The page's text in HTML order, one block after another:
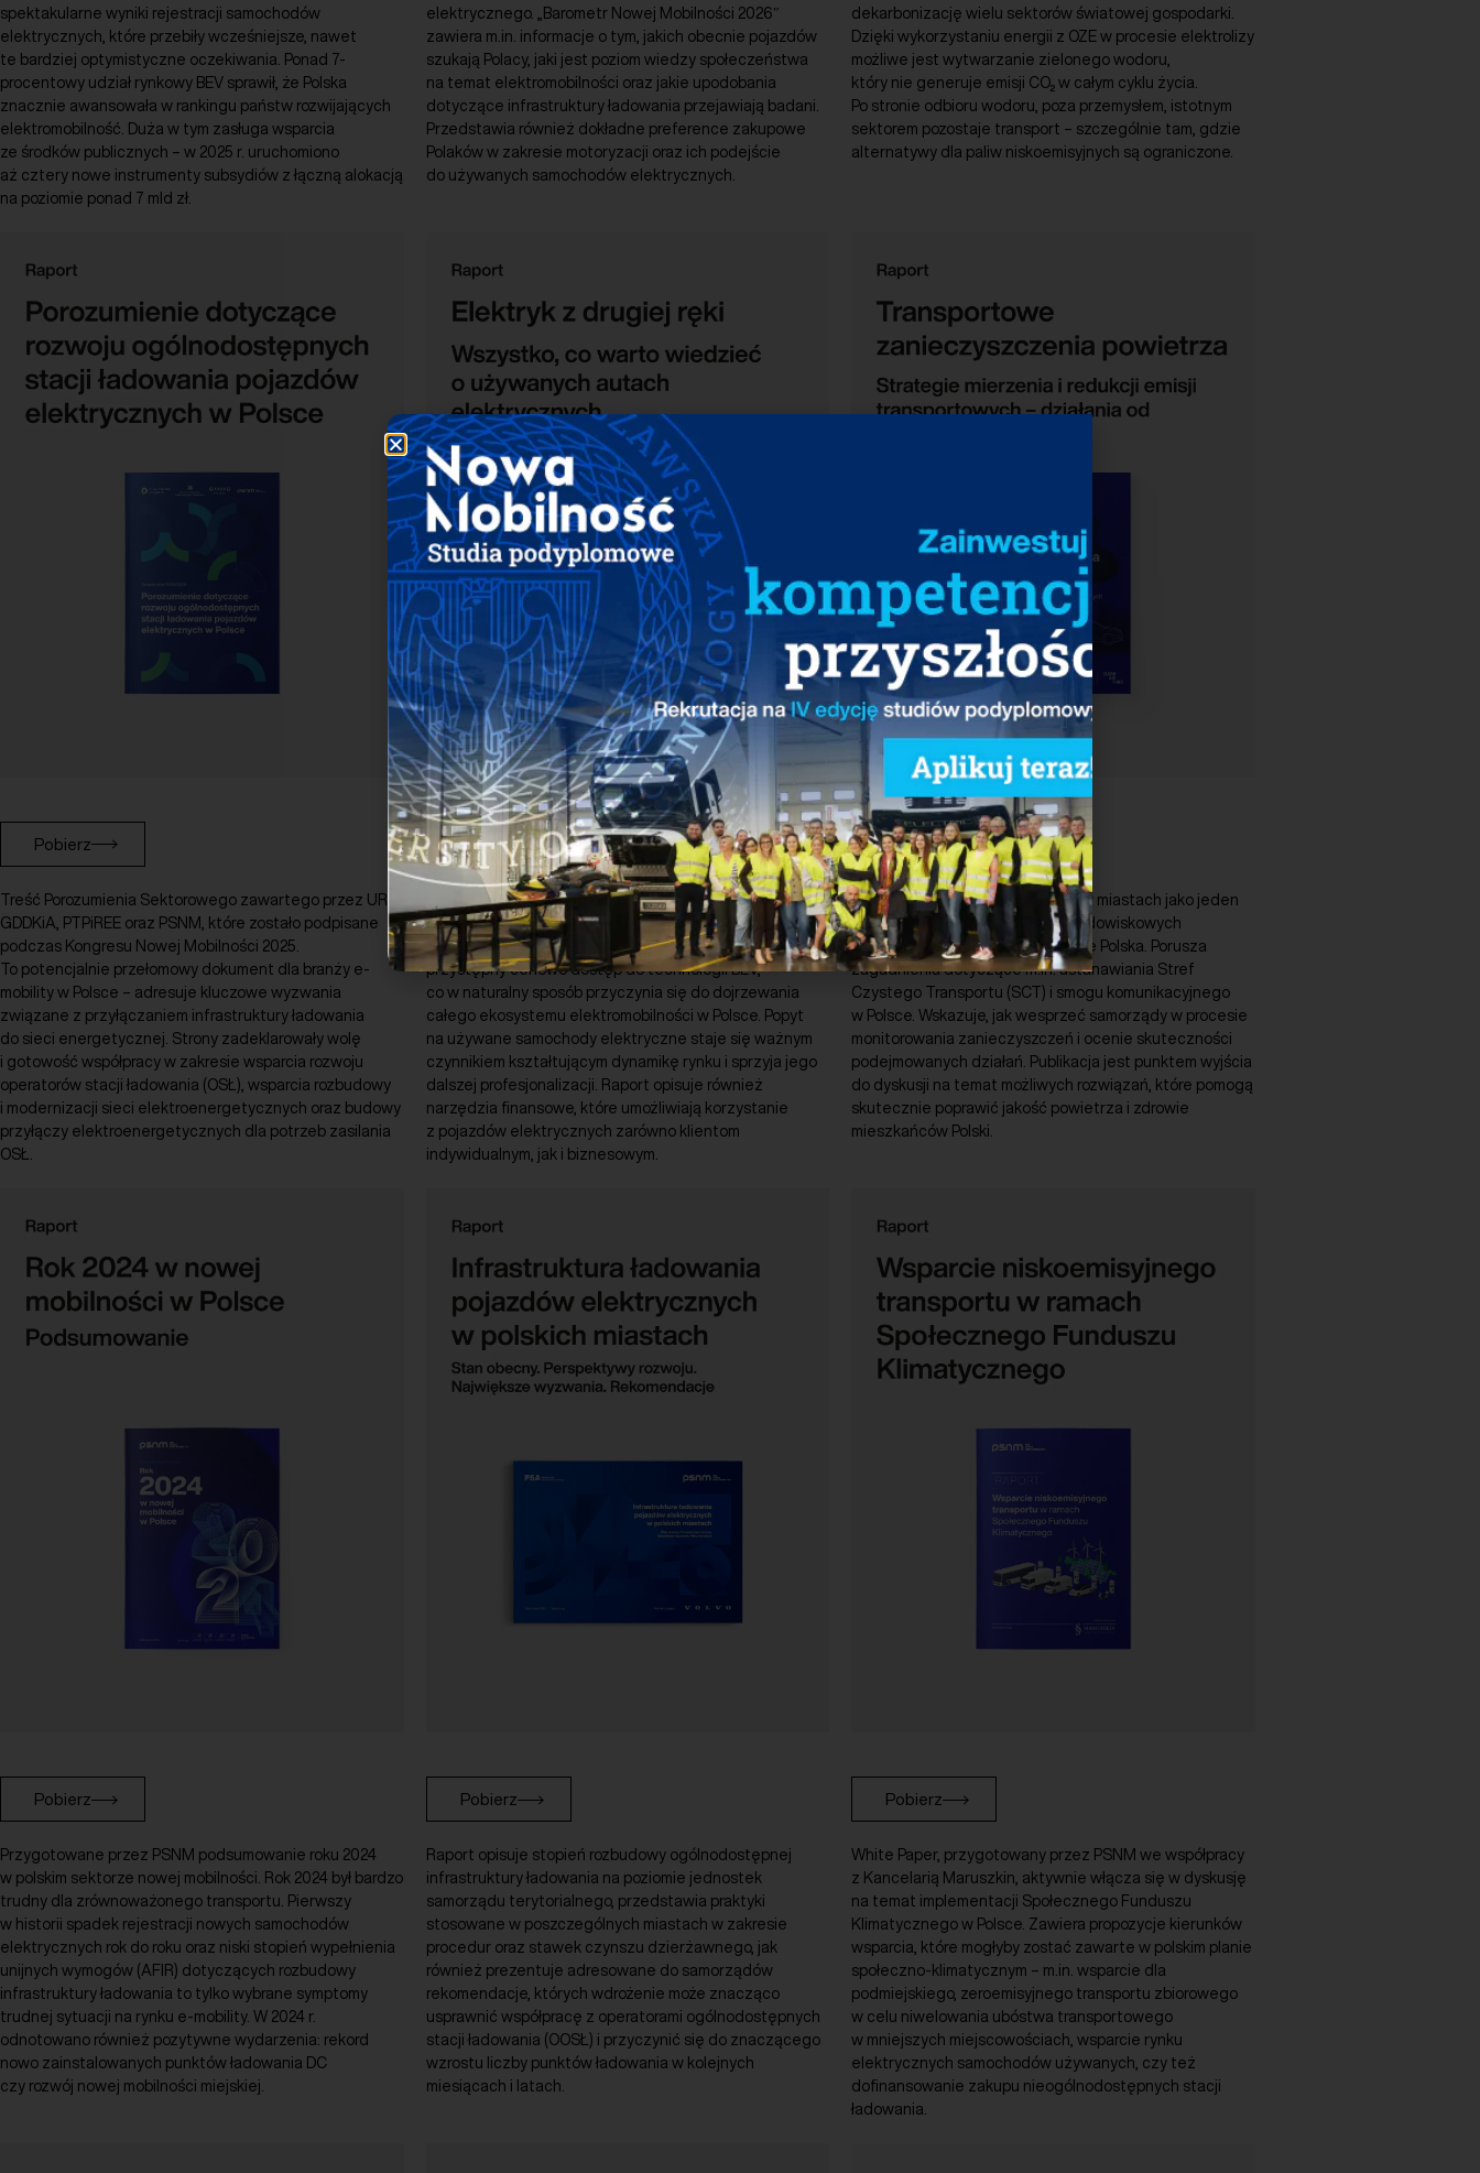
spektakularne wyniki rejestracji samochodów
elektrycznych, które przebiły wcześniejsze, nawet
te bardziej optymistyczne oczekiwania. Ponad 7-
procentowy udział rynkowy BEV sprawił, że Polska
znacznie awansowała w rankingu państw rozwijających
elektromobilność. Duża w tym zasługa wsparcia
ze środków publicznych – w 2025 r. uruchomiono
aż cztery nowe instrumenty subsydiów z łączną alokacją
na poziomie ponad 7 mld zł.
elektrycznego. „Barometr Nowej Mobilności 2026″
zawiera m.in. informacje o tym, jakich obecnie pojazdów
szukają Polacy, jaki jest poziom wiedzy społeczeństwa
na temat elektromobilności oraz jakie upodobania
dotyczące infrastruktury ładowania przejawiają badani.
Przedstawia również dokładne preference zakupowe
Polaków w zakresie motoryzacji oraz ich podejście
do używanych samochodów elektrycznych.
dekarbonizację wielu sektorów światowej gospodarki.
Dzięki wykorzystaniu energii z OZE w procesie elektrolizy
możliwe jest wytwarzanie zielonego wodoru,
który nie generuje emisji CO₂ w całym cyklu życia.
Po stronie odbioru wodoru, poza przemysłem, istotnym
sektorem pozostaje transport – szczególnie tam, gdzie
alternatywy dla paliw niskoemisyjnych są ograniczone.
Pobierz
Treść Porozumienia Sektorowego zawartego przez URE,
GDDKiA, PTPiREE oraz PSNM, które zostało podpisane
podczas Kongresu Nowej Mobilności 2025.
To potencjalnie przełomowy dokument dla branży e-
mobility w Polsce – adresuje kluczowe wyzwania
związane z przyłączaniem infrastruktury ładowania
do sieci energetycznej. Strony zadeklarowały wolę
i gotowość współpracy w zakresie wsparcia rozwoju
operatorów stacji ładowania (OSŁ), wsparcia rozbudowy
i modernizacji sieci elektroenergetycznych oraz budowy
przyłączy elektroenergetycznych dla potrzeb zasilania
OSŁ.
Pobierz
Publikacja przygotowana przez VWFS i PSNM opisuje
rynek wtórny samochodów elektrycznych. Nabywcy
coraz częściej dostrzegają w nim szansę na bardziej
przystępny cenowo dostęp do technologii BEV,
co w naturalny sposób przyczynia się do dojrzewania
całego ekosystemu elektromobilności w Polsce. Popyt
na używane samochody elektryczne staje się ważnym
czynnikiem kształtującym dynamikę rynku i sprzyja jego
dalszej profesjonalizacji. Raport opisuje również
narzędzia finansowe, które umożliwiają korzystanie
z pojazdów elektrycznych zarówno klientom
indywidualnym, jak i biznesowym.
Pobierz
Raport opisuje jakość powietrza w miastach jako jeden
z najważniejszych problemów środowiskowych
i zdrowotnych, z którymi zmaga się Polska. Porusza
zagadnienia dotyczące m.in. ustanawiania Stref
Czystego Transportu (SCT) i smogu komunikacyjnego
w Polsce. Wskazuje, jak wesprzeć samorządy w procesie
monitorowania zanieczyszczeń i ocenie skuteczności
podejmowanych działań. Publikacja jest punktem wyjścia
do dyskusji na temat możliwych rozwiązań, które pomogą
skutecznie poprawić jakość powietrza i zdrowie
mieszkańców Polski.
Pobierz
Przygotowane przez PSNM podsumowanie roku 2024
w polskim sektorze nowej mobilności. Rok 2024 był bardzo
trudny dla zrównoważonego transportu. Pierwszy
w historii spadek rejestracji nowych samochodów
elektrycznych rok do roku oraz niski stopień wypełnienia
unijnych wymogów (AFIR) dotyczących rozbudowy
infrastruktury ładowania to tylko wybrane symptomy
trudnej sytuacji na rynku e-mobility. W 2024 r.
odnotowano również pozytywne wydarzenia: rekord
nowo zainstalowanych punktów ładowania DC
czy rozwój nowej mobilności miejskiej.
Pobierz
Raport opisuje stopień rozbudowy ogólnodostępnej
infrastruktury ładowania na poziomie jednostek
samorządu terytorialnego, przedstawia praktyki
stosowane w poszczególnych miastach w zakresie
procedur oraz stawek czynszu dzierżawnego, jak
również prezentuje adresowane do samorządów
rekomendacje, których wdrożenie może znacząco
usprawnić współpracę z operatorami ogólnodostępnych
stacji ładowania (OOSŁ) i przyczynić się do znaczącego
wzrostu liczby punktów ładowania w kolejnych
miesiącach i latach.
Pobierz
White Paper, przygotowany przez PSNM we współpracy
z Kancelarią Maruszkin, aktywnie włącza się w dyskusję
na temat implementacji Społecznego Funduszu
Klimatycznego w Polsce. Zawiera propozycje kierunków
wsparcia, które mogłyby zostać zawarte w polskim planie
społeczno-klimatycznym – m.in. wsparcie dla
podmiejskiego, zeroemisyjnego transportu zbiorowego
w celu niwelowania ubóstwa transportowego
w mniejszych miejscowościach, wsparcie rynku
elektrycznych samochodów używanych, czy też
dofinansowanie zakupu nieogólnodostępnych stacji
ładowania.